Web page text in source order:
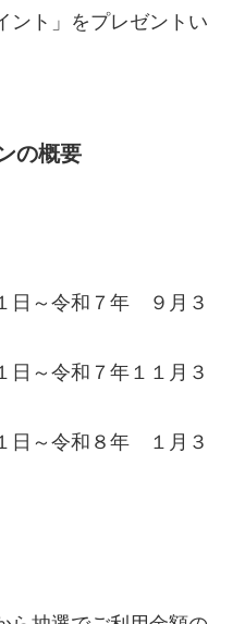
ント」をプレゼントい
の概要
～令和７年 ９月３
～令和７年１１月３
日～令和８年 １月３